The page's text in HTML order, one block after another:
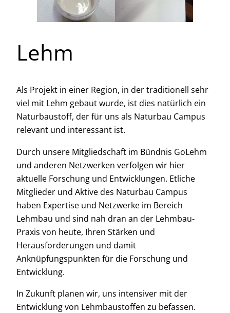
Lehm
Als Projekt in einer Region, in der traditionell sehr
viel mit Lehm gebaut wurde, ist dies natürlich ein
Naturbaustoff, der für uns als Naturbau Campus
relevant und interessant ist.
Durch unsere Mitgliedschaft im Bündnis GoLehm
und anderen Netzwerken verfolgen wir hier
aktuelle Forschung und Entwicklungen. Etliche
Mitglieder und Aktive des Naturbau Campus
haben Expertise und Netzwerke im Bereich
Lehmbau und sind nah dran an der Lehmbau-
Praxis von heute, Ihren Stärken und
Herausforderungen und damit
Anknüpfungspunkten für die Forschung und
Entwicklung.
In Zukunft planen wir, uns intensiver mit der
Entwicklung von Lehmbaustoffen zu befassen.